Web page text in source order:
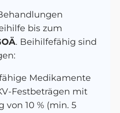
bis zum
. Beihilfefähig sind
Medikamente
Festbeträgen mit
von 10 % (min. 5